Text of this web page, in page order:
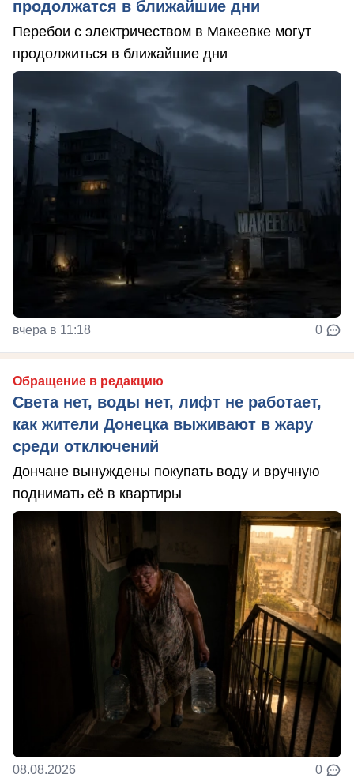
продолжатся в ближайшие дни
Перебои с электричеством в Макеевке могут
продолжиться в ближайшие дни
вчера в 11:18 0
Обращение в редакцию
Света нет, воды нет, лифт не работает,
как жители Донецка выживают в жару
среди отключений
Дончане вынуждены покупать воду и вручную
поднимать её в квартиры
08.08.2026 0